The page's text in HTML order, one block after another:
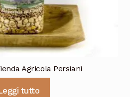
Agricola Persiani
tutto